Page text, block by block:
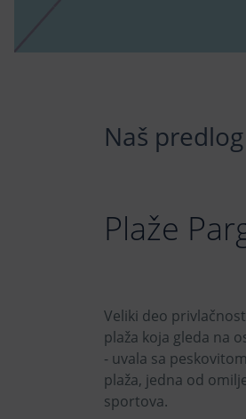
Naš predlog
Plaže
Veliki deo
plaža koja gleda na
- uvala sa
plaža, jedna od
sportova.